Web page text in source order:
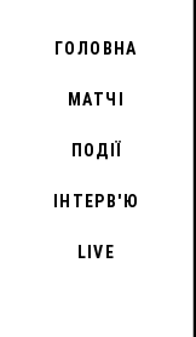
ГОЛОВНА
МАТЧІ
ПОДІЇ
ІНТЕРВ'Ю
LIVE